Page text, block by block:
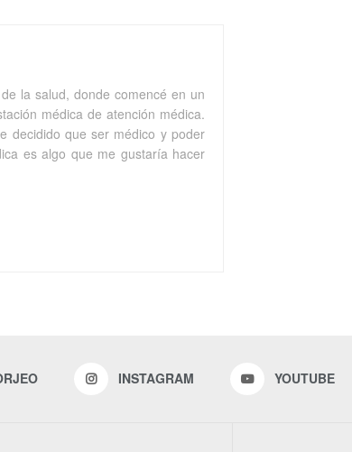
la salud, donde comencé en un
médica de atención médica.
decidido que ser médico y poder
es algo que me gustaría hacer
INSTAGRAM YOUTUBE